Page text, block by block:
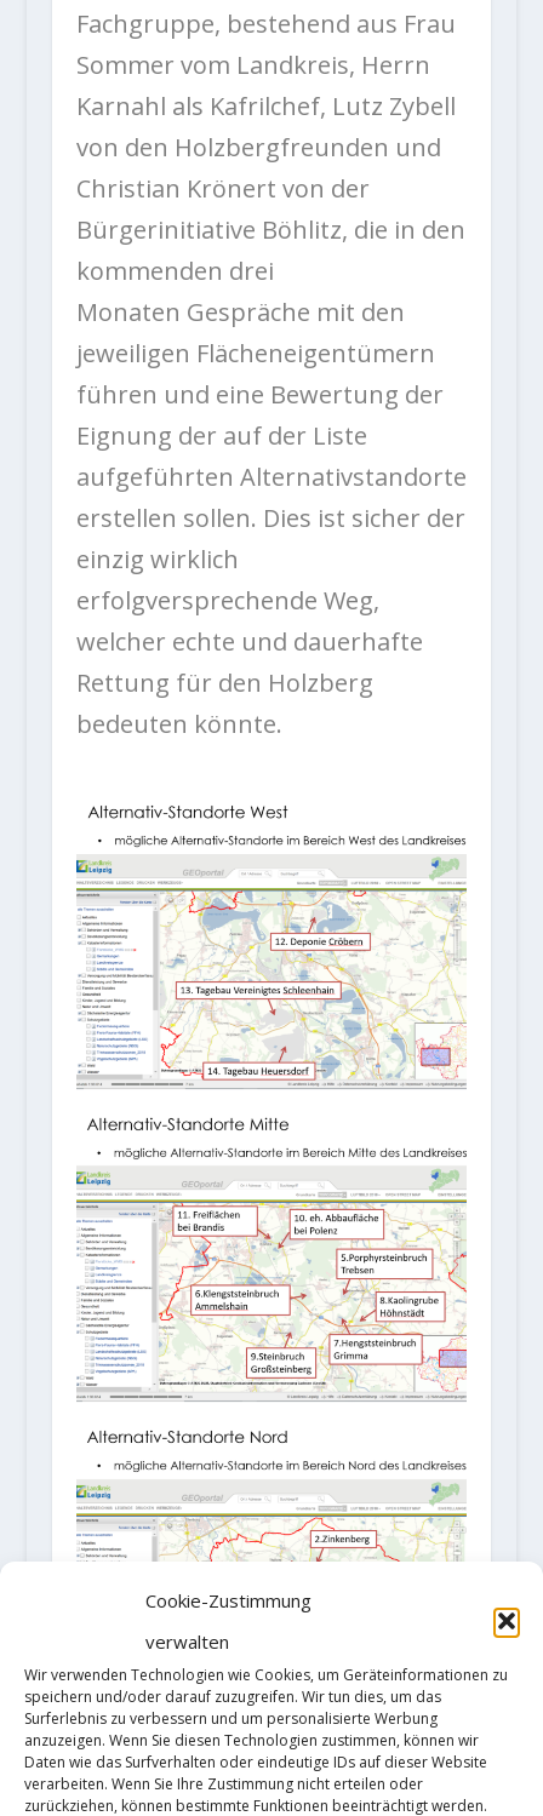
Cookie-Zustimmung
verwalten
Wir verwenden Technologien wie Cookies, um Geräteinformationen zu
speichern und/oder darauf zuzugreifen. Wir tun dies, um das
Surferlebnis zu verbessern und um personalisierte Werbung
anzuzeigen. Wenn Sie diesen Technologien zustimmen, können wir
Daten wie das Surfverhalten oder eindeutige IDs auf dieser Website
verarbeiten. Wenn Sie Ihre Zustimmung nicht erteilen oder
zurückziehen, können bestimmte Funktionen beeinträchtigt werden.
Fachgruppe, bestehend aus Frau
Sommer vom Landkreis, Herrn
Karnahl als Kafrilchef, Lutz Zybell
von den Holzbergfreunden und
Christian Krönert von der
Bürgerinitiative Böhlitz, die in den
kommenden drei
Monaten Gespräche mit den
jeweiligen Flächeneigentümern
führen und eine Bewertung der
Eignung der auf der Liste
aufgeführten Alternativstandorte
erstellen sollen. Dies ist sicher der
einzig wirklich
erfolgversprechende Weg,
welcher echte und dauerhafte
Rettung für den Holzberg
bedeuten könnte.
Die Veranstaltung Nummer drei